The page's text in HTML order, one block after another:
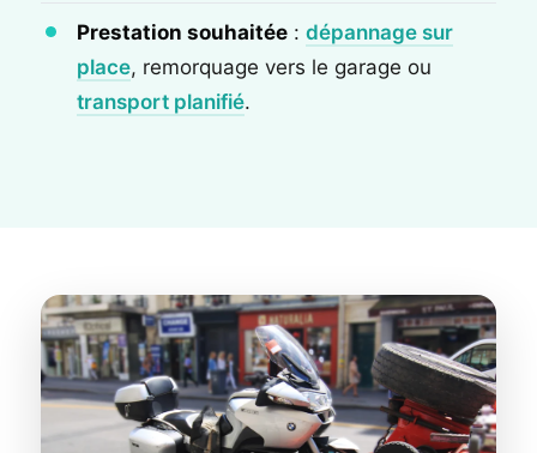
Prestation souhaitée : dépannage sur
place, remorquage vers le garage ou
transport planifié.